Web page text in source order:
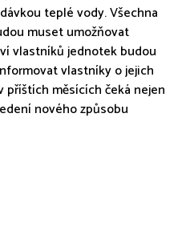
teplé vody. Všechna
muset umožňovat
vlastníků jednotek budou
vlastníky o jejich
příštích měsících čeká nejen
nového způsobu